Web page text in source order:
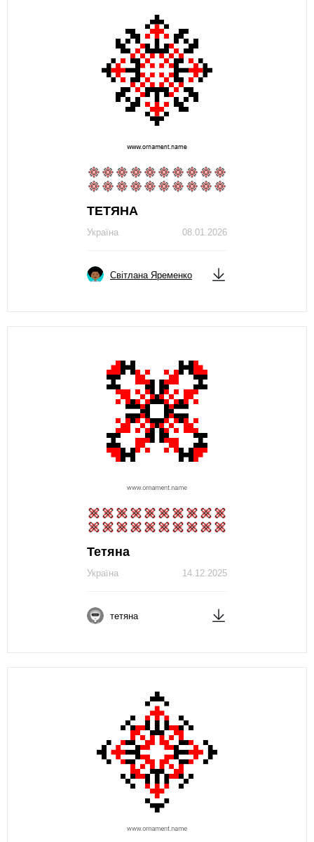
ТЕТЯНА
08.01.2026
Україна
Світлана Яременко
Тетяна
14.12.2025
Україна
тетяна